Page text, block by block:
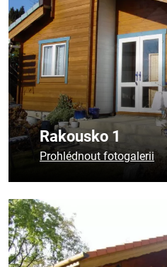
Rakousko 1
Prohlédnout fotogalerii